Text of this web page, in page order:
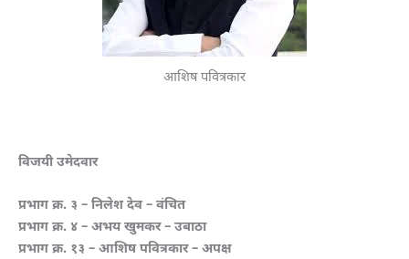
आशिष पवित्रकार
विजयी उमेदवार
प्रभाग क्र. ३ – निलेश देव – वंचित
प्रभाग क्र. ४ – अभय खुमकर – उबाठा
प्रभाग क्र. १३ – आशिष पवित्रकार – अपक्ष